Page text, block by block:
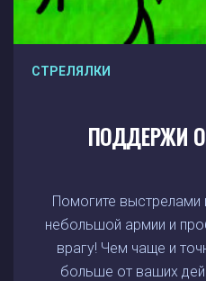
СТРЕЛЯЛКИ
ПОДДЕРЖИ
Помогите выстрелами
небольшой армии и
врагу! Чем чаще и
больше от ваших